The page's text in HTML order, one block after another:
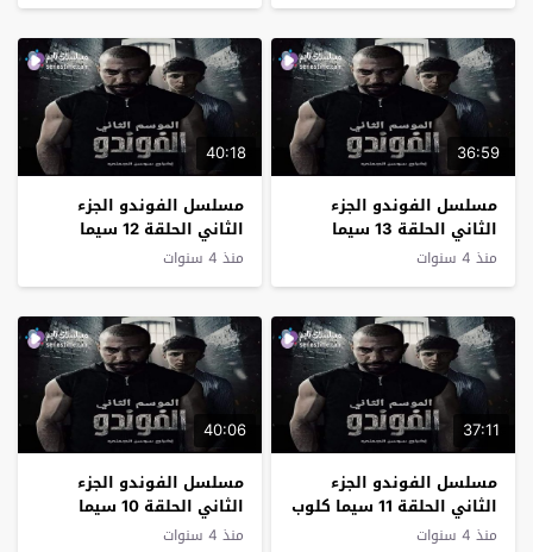
36:59
مسلسل الفوندو الجزء
الثاني الحلقة 13 سيما
كلوب
منذ 4 سنوات
40:18
مسلسل الفوندو الجزء
الثاني الحلقة 12 سيما
كلوب
منذ 4 سنوات
37:11
مسلسل الفوندو الجزء
الثاني الحلقة 11 سيما كلوب
منذ 4 سنوات
40:06
مسلسل الفوندو الجزء
الثاني الحلقة 10 سيما
كلوب
منذ 4 سنوات